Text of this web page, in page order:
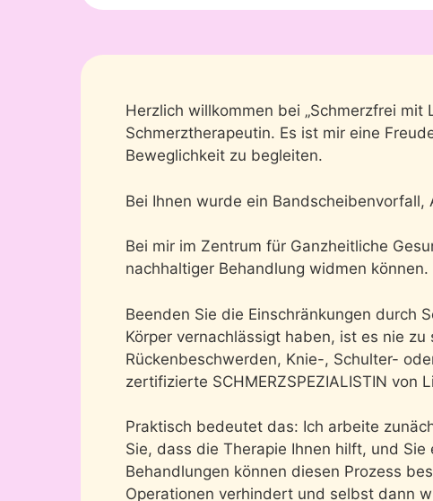
Herzlich willkommen bei „Schmerzfrei
Schmerztherapeutin. Es ist mir eine
Beweglichkeit zu begleiten.
Bei Ihnen wurde ein
Bei mir im Zentrum für Ganzheitliche
nachhaltiger Behandlung widmen können.
Beenden Sie die Einschränkungen durch
Körper vernachlässigt haben, ist es nie
Rückenbeschwerden, Knie-, Schulter-
zertifizierte SCHMERZSPEZIALISTIN von
Praktisch bedeutet das: Ich arbeite
Sie, dass die Therapie Ihnen hilft, und
Behandlungen können diesen Prozess
Operationen verhindert und selbst dann